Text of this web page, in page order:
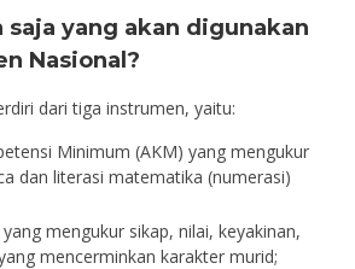
saja yang akan digunakan
Nasional?
dari tiga instrumen, yaitu:
Minimum (AKM) yang mengukur
dan literasi matematika (numerasi)
mengukur sikap, nilai, keyakinan,
mencerminkan karakter murid;